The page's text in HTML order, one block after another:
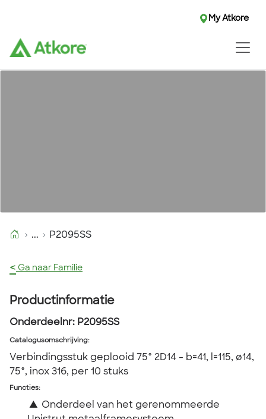
My Atkore
... P2095SS
< Ga naar Familie
Productinformatie
Onderdeelnr: P2095SS
Catalogusomschrijving:
Verbindingsstuk geplooid 75° 2D14 - b=41, l=115, ø14,
75°, inox 316, per 10 stuks
Functies:
▲ Onderdeel van het gerenommeerde